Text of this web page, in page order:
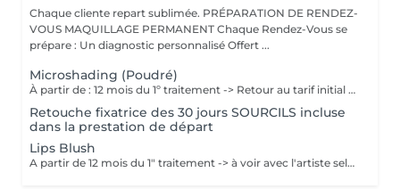
Chaque cliente repart sublimée. PRÉPARATION DE RENDEZ-
VOUS MAQUILLAGE PERMANENT Chaque Rendez-Vous se
prépare : Un diagnostic personnalisé Offert ...
Microshading (Poudré)
À partir de : 12 mois du 1º traitement -> Retour au tarif initial (à voir avec l'artiste selon chaque cas). Chaque cliente repart sublimée: La micropigmentation des sourcils MicroShading est une technique innovante qui permet de recréer des sourcils naturels et réalistes. Nos experts artistiques utilisent des pigments spéciaux pour créer subtilement des micro-points pour les sourcils en MicroShading, donnant l'illusion d'un effet de couleur harmonieuse pour les sourcils avec la technique du MicroShading poudré. Ces méthodes révolutionnaires sont non invasives et offre des résultats impressionnants. Découvrez la micropigmentation MicroShading des sourcils à Luxembourg-gare avec Diana.
Retouche fixatrice des 30 jours SOURCILS incluse
dans la prestation de départ
Lips Blush
A partir de 12 mois du 1" traitement -> à voir avec l'artiste selon chaque cas. Chaque cliente repart sublimée: La micropigmentation des lèvres est une technique innovante qui permet de recréer des lèvres naturelles et réalistes. Nos experts artistiques utilisent des pigments spéciaux pour créer subtilement des micro-points pour les lèvres, donnant l'illusion d'un effet de couleur harmonieuse pour les lèvres avec la technique du MicroShading poudré. Ces méthodes révolutionnaires sont non invasives et offre des résultats impressionnants. Découvrez la micropigmentation des lèvres à Luxembourg-gare avec Diana.